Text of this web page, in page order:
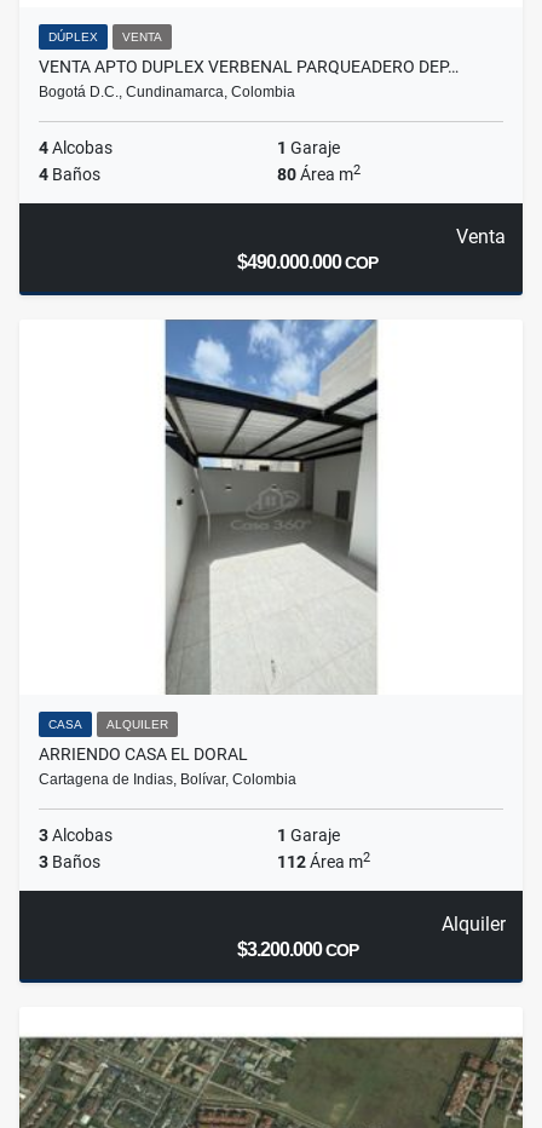
DÚPLEX VENTA
VENTA APTO DUPLEX VERBENAL PARQUEADERO DEP…
Bogotá D.C., Cundinamarca, Colombia
4Alcobas 1 Garaje
4 Baños 80Área m2
Venta
$490.000.000COP
CASA ALQUILER
ARRIENDO CASA EL DORAL
Cartagena de Indias, Bolívar, Colombia
3Alcobas 1 Garaje
3 Baños 112Área m2
Alquiler
$3.200.000COP